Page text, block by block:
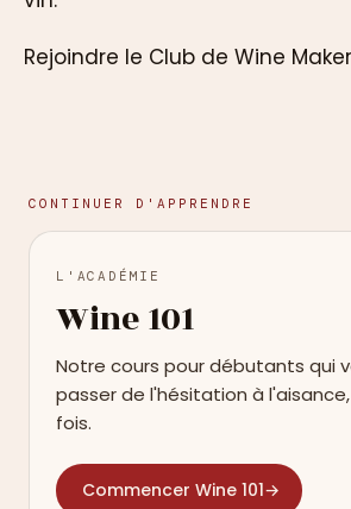
Rejoindre le Club de Wine
CONTINUER D'APPRENDRE
L'ACADÉMIE
Wine 101
Notre cours pour débutants qui
passer de l'hésitation à
fois.
Commencer Wine 101→